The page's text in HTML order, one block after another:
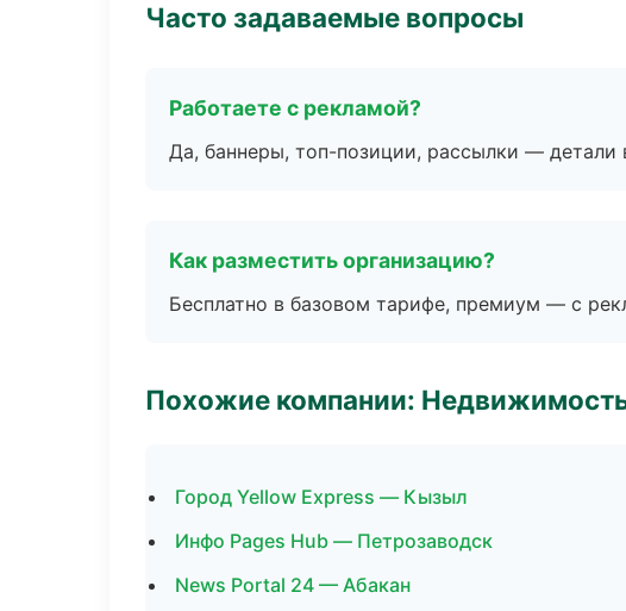
Часто задаваемые вопросы
Работаете с рекламой?
Да, баннеры, топ-позиции, рассылки — детали
Как разместить организацию?
Бесплатно в базовом тарифе, премиум — с
Похожие компании:
Город Yellow Express — Кызыл
Инфо Pages Hub — Петрозаводск
News Portal 24 — Абакан